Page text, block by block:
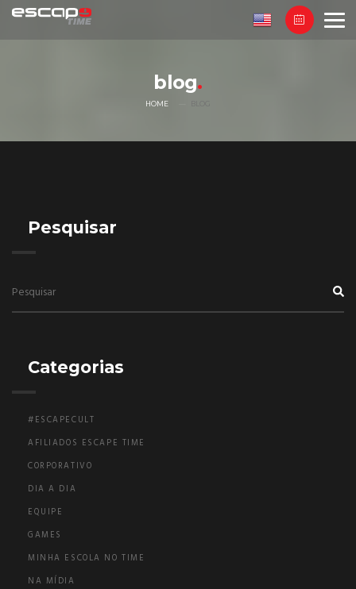
blog
HOME
Pesquisar
Categorias
#ESCAPECULT
AFILIADOS ESCAPE TIME
CORPORATIVO
DIA A DIA
EQUIPE
GAMES
MINHA ESCOLA NO TIME
NA MÍDIA